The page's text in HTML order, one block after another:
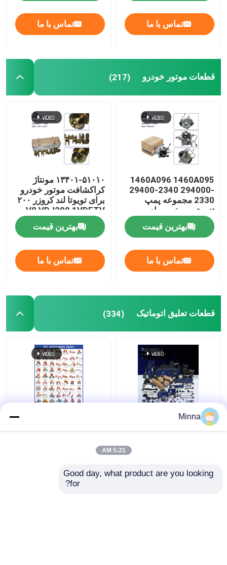
تماس با ما تماس با ما
قطعات موتور خودرو (217)
1460A096 1460A095
29400-2340 294000-
2330 مجموعه پمپ
تزریق سوخت برای
Mitsubishi Triton L200
2.4L 4N15 دیزلبهترین قیمت
تماس با ما
۱۳۴۰۱-۵۱۰۱۰ مونتاژ
کراکشافت موتور خودرو
برای تویوتا لند کروزر ۲۰۰
V8 VDJ200 1VDFTV
لکسوس LX570
بهترین قیمت
تماس با ما
قطعات تعلیق اتوماتیک (334)
هیلوکس اینووا جلو بالا
کنترل بازو توپ مفصل
43310-0K010 43310-
برای تویوتا هایلوکس،
هایس، 4Runner
Minna
5:21 AM
Good day, what product are you looking
for?